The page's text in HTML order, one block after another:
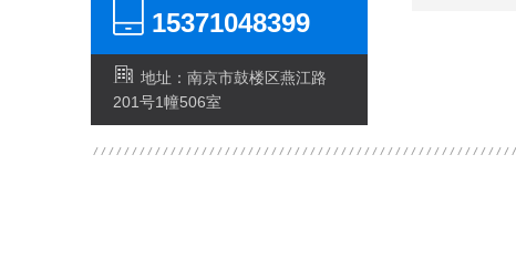
15371048399
地址：南京市鼓楼区燕江路
201号1幢506室